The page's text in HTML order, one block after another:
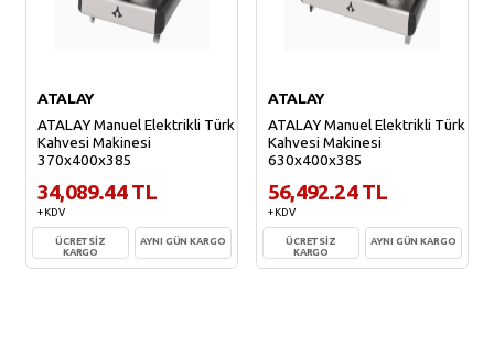
ATALAY
ATALAY Manuel Elektrikli Türk
Kahvesi Makinesi
370x400x385
34,089.44 TL
+ KDV
ÜCRETSİZ
KARGO
AYNI GÜN KARGO
ATALAY
ATALAY Manuel Elektrikli Türk
Kahvesi Makinesi
630x400x385
56,492.24 TL
+ KDV
ÜCRETSİZ
KARGO
AYNI GÜN KARGO